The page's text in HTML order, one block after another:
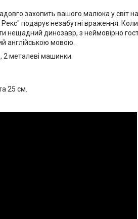
захопить вашого малюка у світ
подарує незабутні враження.
нещадний динозавр, з неймовірно
англійською мовою.
2 металеві машинки.
25 см.